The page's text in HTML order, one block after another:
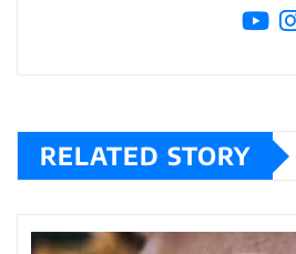
RELATED STORY